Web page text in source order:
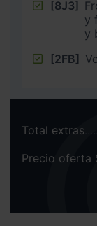
[8J3]
y
y
[2FB]
Total extras
Precio oferta